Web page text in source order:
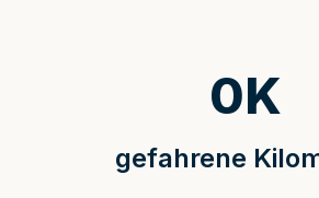
gefahrene
0K